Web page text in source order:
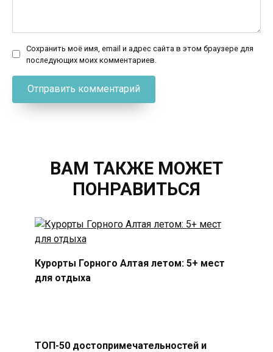
Сохранить моё имя, email и адрес сайта в этом браузере для
последующих моих комментариев.
ВАМ ТАКЖЕ МОЖЕТ
ПОНРАВИТЬСЯ
Курорты Горного Алтая летом: 5+ мест
для отдыха
ТОП-50 достопримечательностей и